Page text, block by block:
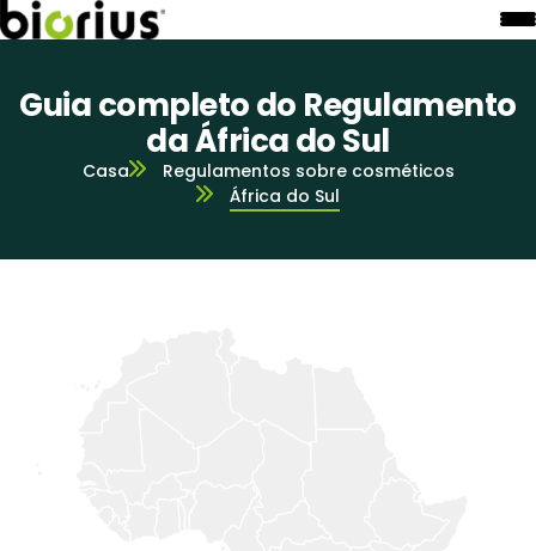
Guia completo do Regulamento
da África do Sul
Casa
Regulamentos sobre cosméticos
África do Sul